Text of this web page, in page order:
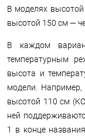
В моделях
высотой 150 см —
В каждом
температурным
высота и
модели. Например,
высотой 110 см
ней
1 в конце